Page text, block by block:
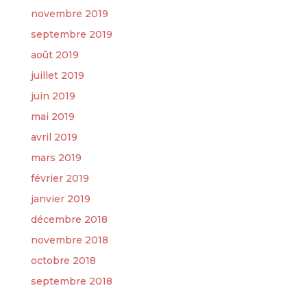
novembre 2019
septembre 2019
août 2019
juillet 2019
juin 2019
mai 2019
avril 2019
mars 2019
février 2019
janvier 2019
décembre 2018
novembre 2018
octobre 2018
septembre 2018